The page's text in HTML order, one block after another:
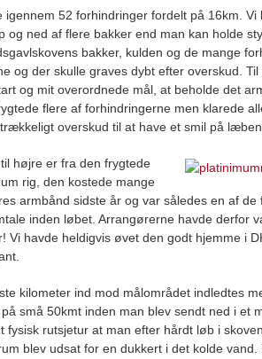
igennem 52 forhindringer fordelt på 16km.
og ned af flere bakker end man kan holde
bakker, kulden og de mange
og der skulle graves dybt efter overskud.
og mit overordnede mål, at beholde det
flere af forhindringerne men klarede
overskud til at have et smil på læben.
højre er fra den frygtede
rig, den kostede mange
armbånd sidste år og var således en af
inden løbet. Arrangørerne havde derfor
Vi havde heldigvis øvet den godt hjemme i
kilometer ind mod målområdet indledtes
små 50kmt inden man blev sendt ned i et
fysisk rutsjetur at man efter hårdt løb i
blev udsat for en dukkert i det kolde